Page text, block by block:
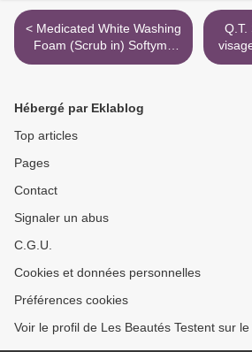
< Medicated White Washing
Foam (Scrub in) Softymo
Kose
Q.T.
Hébergé par Eklablog
Top articles
Pages
Contact
Signaler un abus
C.G.U.
Cookies et données personnelles
Préférences cookies
Voir le profil de Les Beautés Testent sur